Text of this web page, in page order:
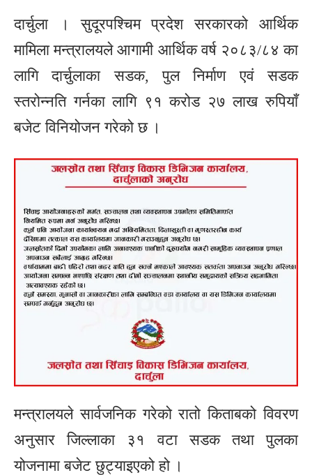
दार्चुला । सुदूरपश्चिम प्रदेश सरकारको आर्थिक
मामिला मन्त्रालयले आगामी आर्थिक वर्ष २०८३/८४ का
लागि दार्चुलाका सडक, पुल निर्माण एवं सडक
स्तरोन्नति गर्नका लागि ९१ करोड २७ लाख रुपियाँ
बजेट विनियोजन गरेको छ ।
मन्त्रालयले सार्वजनिक गरेको रातो किताबको विवरण
अनुसार जिल्लाका ३१ वटा सडक तथा पुलका
योजनामा बजेट छुट्याइएको हो ।